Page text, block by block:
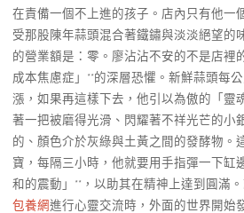
在責備一個不上進的孩子。店內只有他一
受那股陳年蒜頭混合著鐵鏽與淡淡絕望的
的營業額是：零。廖沾沾不安的不是店裡
成本焦慮症」**的深層恐懼。新鮮蒜頭每
漲，如果再這樣下去，他引以為傲的「靈
著一把被磨得光滑、閃耀著不祥光芒的小
的、顏色介於灰綠與土黃之間的發酵物。
寶，每隔三小時，他就要用手指彈一下缸
和的震動」**，以助其在精神上達到圓滿
包養網進行心靈交流時，外面的世界開始